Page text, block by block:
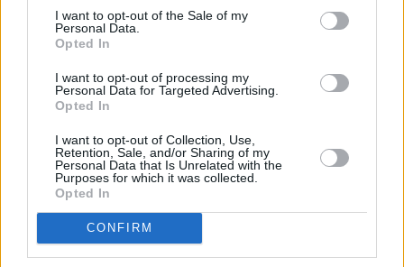
cualquier momento entrando de nuevo en este sitio web o
visitando nuestra política de privacidad.
I want to opt-out of the Sale of my
Personal Data.
Opted In
I want to opt-out of processing my
Personal Data for Targeted Advertising.
Opted In
I want to opt-out of Collection, Use,
Retention, Sale, and/or Sharing of my
Personal Data that Is Unrelated with the
Purposes for which it was collected.
Opted In
CONFIRM